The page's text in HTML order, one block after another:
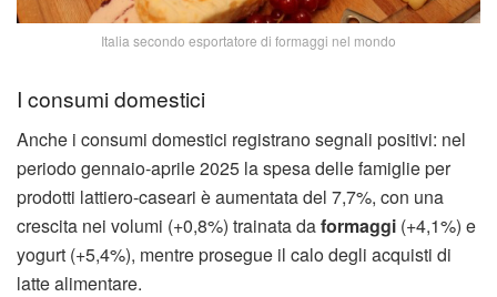
Italia secondo esportatore di formaggi nel mondo
I consumi domestici
Anche i consumi domestici registrano segnali positivi: nel
periodo gennaio-aprile 2025 la spesa delle famiglie per
prodotti lattiero-caseari è aumentata del 7,7%, con una
crescita nei volumi (+0,8%) trainata daformaggi (+4,1%) e
yogurt (+5,4%), mentre prosegue il calo degli acquisti di
latte alimentare.